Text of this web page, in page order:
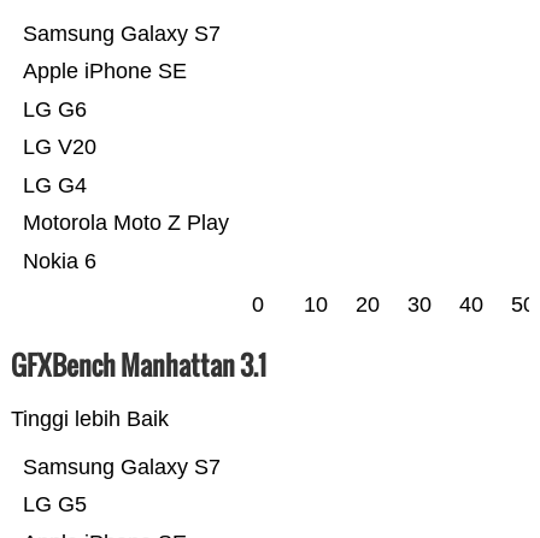
Nokia 6
Motorola Moto Z Play
LG G4
LG V20
LG G6
Apple iPhone SE
Samsung Galaxy S7
0 10 20 30 40 50
GFXBench Manhattan 3.1
Tinggi lebih Baik
LG G5
Samsung Galaxy S7